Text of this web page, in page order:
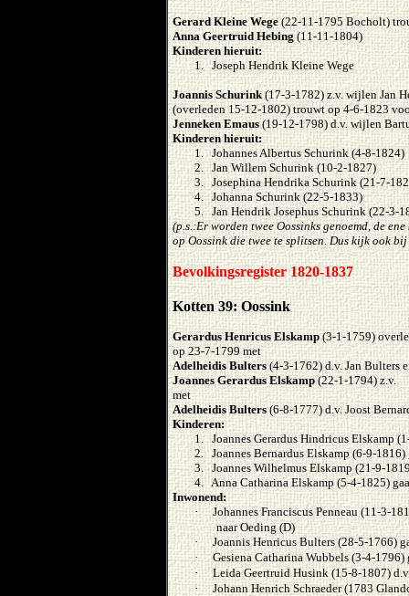
Gerard Kleine Wege (22-11-1795 Bocholt)
Anna Geertruid Hebing(11-11-1804)
Kinderen hieruit:
1. Joseph Hendrik Kleine Wege
Joannis Schurink(17-3-1782) z.v. wijlen Jan
(overleden 15-12-1802) trouwt op 4-6-1823
Jenneken Emaus(19-12-1798) d.v. wijlen
Kinderen hieruit:
1. Johannes Albertus Schurink (4-8-1824)
2. Jan Willem Schurink (10-2-1827)
3. Josephina Hendrika Schurink (21-7-
4. Johanna Schurink (22-5-1833)
5. Jan Hendrik Josephus Schurink (22-3-
(p.s.:Er worden twee Oossinks genoemd, de
op Oossink die twee te splitsen. Dus kijk ook
Bevolkingsregister 1820-1837
Kotten 39: Oossink
Gerardus Henricus Elskamp(3-1-1759)
op 23-7-1799 met
Adelheidis Bulters(4-3-1762) d.v. Jan Bulters
Joannes Gerardus Elskamp(22-1-1794) z.v.
met
Adelheidis Bulters(6-8-1777) d.v. Joost
Kinderen:
1. Joannes Gerardus Hindricus Elskamp
2. Joannes Bernardus Elskamp (6-9-1816)
3. Joannes Wilhelmus Elskamp (21-9-
4. Anna Catharina Elskamp (5-4-1825)
Inwonend:
·
Johannes Franciscus Penneau (11-3-
naar Oeding (D)
·
Joannis Henricus Bulters (28-5-1766)
·
Gesiena Catharina Wubbels (3-4-1796)
·
Leida Geertruid Husink (15-8-1807)
·
Johann Henrich Schraeder (1783